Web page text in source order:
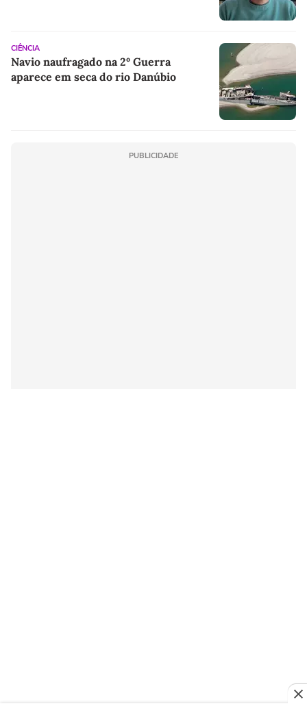
CIÊNCIA
Navio naufragado na 2º Guerra
aparece em seca do rio Danúbio
PUBLICIDADE